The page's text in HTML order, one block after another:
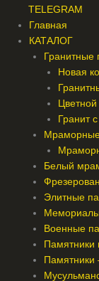
TELEGRAM
Главная
КАТАЛОГ
Гранитные
Новая
Цветной
Гранит
Белый
Элитные
Военные
Памятники
Памятники